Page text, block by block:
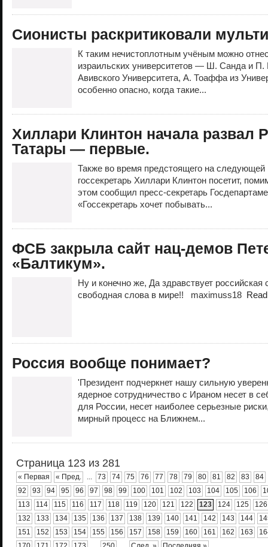
Сионисты раскритиковали
К таким нечистоплотным учёным можно
израильских университетов — Ш. Санда и П.
Авивского Университета, А. Тоаффа из
особенно опасно, когда такие...
Хиллари Клинтон начала развал
Татары — первые.
Также во время предстоящего на следующей
госсекретарь Хиллари Клинтон посетит,
этом сообщил пресс-секретарь
«Госсекретарь хочет побывать...
ФСБ закрыла сайт нац-демов
«Балтикум».
Ну и конечно же, Да здравствует
свободная слова в мире!! maximuss18
Россия вообще понимает?
'Президент подчеркнет нашу сильную
ядерное сотрудничество с Ираном несет в
для России, несет наиболее серьезные
мирный процесс на Ближнем...
Страница 123 из 281
« Первая « Пред. ... 73 74 75 76 77 78 79 80 81 82 83
84
92
93 94 95 96 97 98 99 100 101 102 103 104 105 106
113
114 115 116 117 118 119 120 121 122 123 124 125
126
132
133 134 135 136 137 138 139 140 141 142 143 144
151
152 153 154 155 156 157 158 159 160 161 162 163